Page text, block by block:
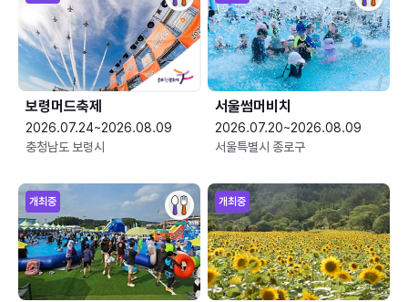
보령머드축제
2026.07.24~2026.08.09
충청남도 보령시
서울썸머비치
2026.07.20~2026.08.09
서울특별시 종로구
개최중 개최중